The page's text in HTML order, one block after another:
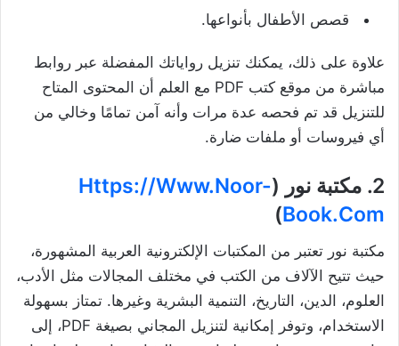
قصص الأطفال بأنواعها.
علاوة على ذلك، يمكنك تنزيل رواياتك المفضلة عبر روابط
مباشرة من موقع كتب PDF مع العلم أن المحتوى المتاح
للتنزيل قد تم فحصه عدة مرات وأنه آمن تمامًا وخالي من
أي فيروسات أو ملفات ضارة.
2. مكتبة نور (Https://www.noor-
Book.com
)
مكتبة نور تعتبر من المكتبات الإلكترونية العربية المشهورة،
حيث تتيح الآلاف من الكتب في مختلف المجالات مثل الأدب،
العلوم، الدين، التاريخ، التنمية البشرية وغيرها. تمتاز بسهولة
الاستخدام، وتوفر إمكانية لتنزيل المجاني بصيغة PDF، إلى